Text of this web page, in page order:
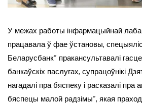
У межах работы інфармацыйнай
працавала ў фае ўстановы,
Беларусбанк” пракансультавалі
банкаўскіх паслугах, супрацоўнікі
нагадалі пра бяспеку і расказалі
бяспецы малой радзімы”, якая